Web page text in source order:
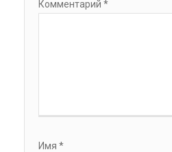
Комментарий *
Имя *